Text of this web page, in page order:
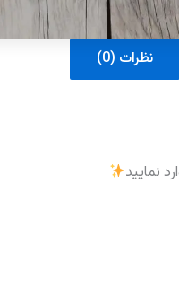
نظرات (0)
نمایید